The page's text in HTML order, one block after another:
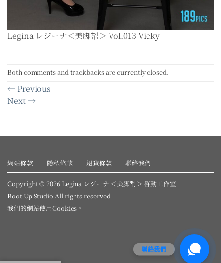
Legina レジーナ＜美脚幇＞ Vol.013 Vicky
Both comments and trackbacks are currently closed.
← Previous
Next→
網站條款 隱私條款 退貨條款 聯絡我們
Copyright © 2026 Legina レジーナ ＜美脚幇＞ 啓動工作室
Boot Up Studio All rights reserved
我們的網站使用Cookies 。
聯絡我們